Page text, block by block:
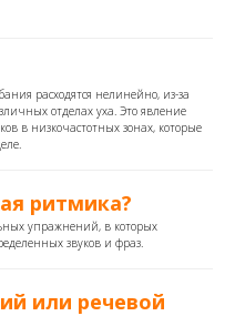
расходятся нелинейно, из-за
отделах уха. Это явление
в низкочастотных зонах, которые
ритмика?
упражнений, в которых
звуков и фраз.
или речевой